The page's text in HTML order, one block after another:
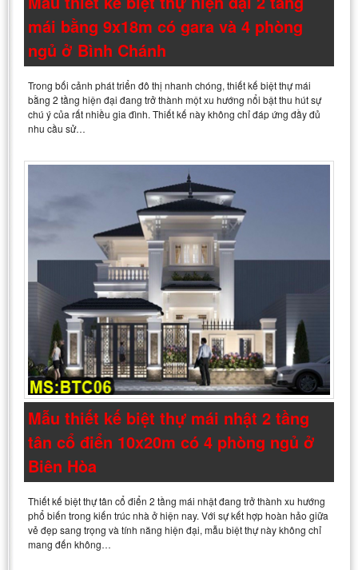
mái bằng 9x18m có gara và 4 phòng
ngủ ở Bình Chánh
Trong bối cảnh phát triển đô thị nhanh chóng, thiết kế biệt thự mái
bằng 2 tầng hiện đại đang trở thành một xu hướng nổi bật thu hút sự
chú ý của rất nhiều gia đình. Thiết kế này không chỉ đáp ứng đầy đủ
nhu cầu sử…
Mẫu thiết kế biệt thự mái nhật 2 tầng
tân cổ điển 10x20m có 4 phòng ngủ ở
Biên Hòa
Thiết kế biệt thự tân cổ điển 2 tầng mái nhật đang trở thành xu hướng
phổ biến trong kiến trúc nhà ở hiện nay. Với sự kết hợp hoàn hảo giữa
vẻ đẹp sang trọng và tính năng hiện đại, mẫu biệt thự này không chỉ
mang đến không…